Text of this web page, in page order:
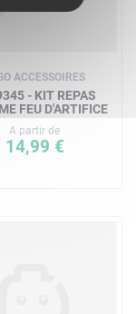
ACCESSOIRES
- KIT REPAS
FEU D'ARTIFICE
A partir de
14,99 €